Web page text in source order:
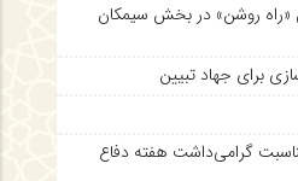
«راه روشن» در بخش سیمکان
برای جهاد تبیین
گرامی‌داشت هفته دفاع